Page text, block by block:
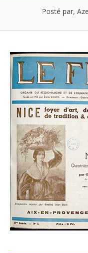
Posté par,